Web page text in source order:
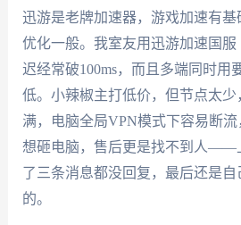
迅游是老牌加速器，游戏加速有
优化一般。我室友用迅游加速国
迟经常破100ms，而且多端同时用
低。小辣椒主打低价，但节点太
满，电脑全局VPN模式下容易断
想砸电脑，售后更是找不到人——
了三条消息都没回复，最后还是
的。